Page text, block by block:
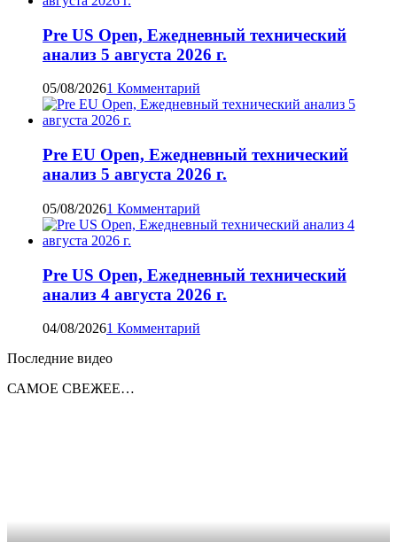
Pre US Open, Ежедневный технический
анализ 5 августа 2026 г.
05/08/20261 Комментарий
Pre EU Open, Ежедневный технический
анализ 5 августа 2026 г.
05/08/20261 Комментарий
Pre US Open, Ежедневный технический
анализ 4 августа 2026 г.
04/08/20261 Комментарий
Последние видео
САМОЕ СВЕЖЕЕ…